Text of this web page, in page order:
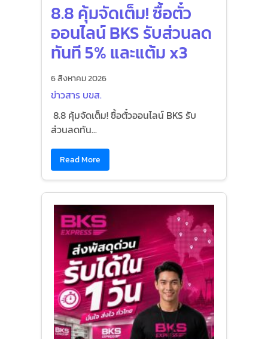
8.8 คุ้มจัดเต็ม! ซื้อตั๋ว
ออนไลน์ BKS รับส่วนลด
ทันที 5% และแต้ม x3
6 สิงหาคม 2026
ข่าวสาร บขส.
8.8 คุ้มจัดเต็ม! ซื้อตั๋วออนไลน์ BKS รับ
ส่วนลดทัน...
Read More